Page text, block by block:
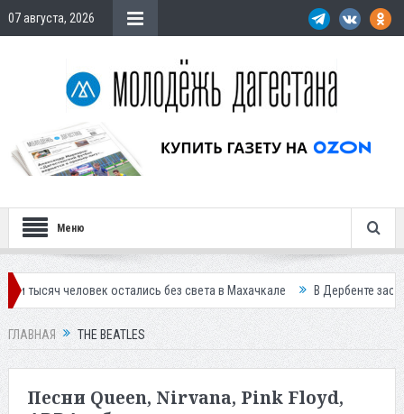
07 августа, 2026
Меню
остались без света в Махачкале В Дербенте застройщик
ГЛАВНАЯ THE BEATLES
Песни Queen, Nirvana, Pink Floyd,